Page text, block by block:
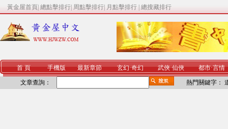
黃金屋首頁 總點擊排行 周點擊排行 月點擊排行 總搜藏排行
首 頁 手機版 最新章節 玄幻·奇幻 武俠·仙俠 都市·言情
文章查詢： 熱門關鍵字：